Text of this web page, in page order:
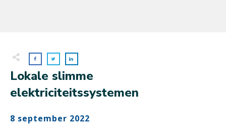
Lokale slimme
elektriciteitssystemen
8 september 2022